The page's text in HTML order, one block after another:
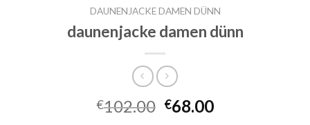
DAUNENJACKE DAMEN DÜNN
daunenjacke damen dünn
€102.00 €68.00